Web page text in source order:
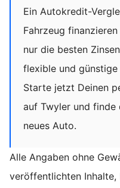
Ein Autokredit-
Fahrzeug
nur die besten
flexible und günstige
Starte jetzt Deinen
auf Twyler und
neues Auto.
Alle Angaben ohne
veröffentlichten Inhalte,